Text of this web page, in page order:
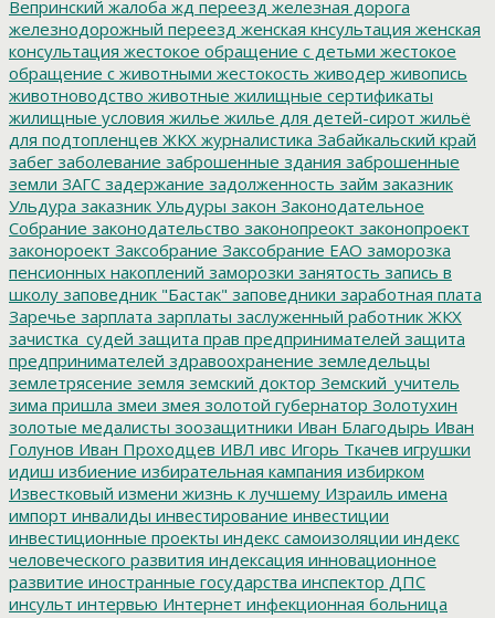
Вепринский жалоба жд переезд железная дорога
железнодорожный переезд женская кнсультация женская
консультация жестокое обращение с детьми жестокое
обращение с животными жестокость живодер живопись
животноводство животные жилищные сертификаты
жилищные условия жилье жилье для детей-сирот жильё
для подтопленцев ЖКХ журналистика Забайкальский край
забег заболевание заброшенные здания заброшенные
земли ЗАГС задержание задолженность займ заказник
Ульдура заказник Ульдуры закон Законодательное
Собрание законодательство законопреокт законопроект
законороект Заксобрание Заксобрание ЕАО заморозка
пенсионных накоплений заморозки занятость запись в
школу заповедник "Бастак" заповедники заработная плата
Заречье зарплата зарплаты заслуженный работник ЖКХ
зачистка_судей защита прав предпринимателей защита
предпринимателей здравоохранение земледельцы
землетрясение земля земский доктор Земский_учитель
зима пришла змеи змея золотой губернатор Золотухин
золотые медалисты зоозащитники Иван Благодырь Иван
Голунов Иван Проходцев ИВЛ ивс Игорь Ткачев игрушки
идиш избиение избирательная кампания избирком
Известковый измени жизнь к лучшему Израиль имена
импорт инвалиды инвестирование инвестиции
инвестиционные проекты индекс самоизоляции индекс
человеческого развития индексация инновационное
развитие иностранные государства инспектор ДПС
инсульт интервью Интернет инфекционная больница